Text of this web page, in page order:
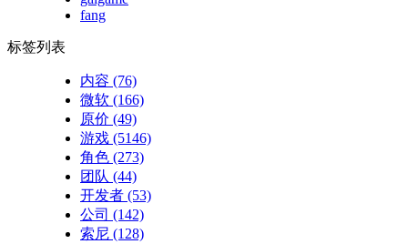
fang
标签列表
内容 (76)
微软 (166)
原价 (49)
游戏 (5146)
角色 (273)
团队 (44)
开发者 (53)
公司 (142)
索尼 (128)